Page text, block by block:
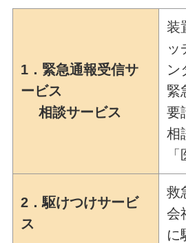
1．緊急通報受信サ
ービス
相談サービス
装
ッ
ン
緊
要
相
2．駆けつけサービ
ス
救
会
に